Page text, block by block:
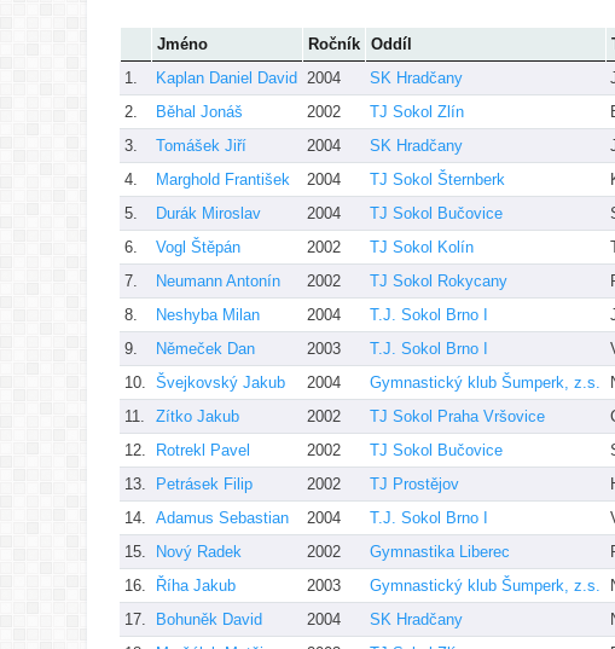
Jméno Ročník Oddíl
1.
Kaplan Daniel David 2004 SK Hradčany
2.
Běhal Jonáš 2002 TJ Sokol Zlín
3.
Tomášek Jiří 2004 SK Hradčany
4.
Marghold František 2004 TJ Sokol Šternberk
5.
Durák Miroslav 2004 TJ Sokol Bučovice
6.
Vogl Štěpán 2002 TJ Sokol Kolín
7.
Neumann Antonín 2002 TJ Sokol Rokycany
8.
Neshyba Milan 2004 T.J. Sokol Brno I
9.
Němeček Dan 2003 T.J. Sokol Brno I
10.
Švejkovský Jakub 2004 Gymnastický klub Šumperk, z.s.
11.
Zítko Jakub 2002 TJ Sokol Praha Vršovice
12.
Rotrekl Pavel 2002 TJ Sokol Bučovice
13.
Petrásek Filip 2002 TJ Prostějov
14.
Adamus Sebastian 2004 T.J. Sokol Brno I
15.
Nový Radek 2002 Gymnastika Liberec
16.
Říha Jakub 2003 Gymnastický klub Šumperk, z.s.
17.
Bohuněk David 2004 SK Hradčany